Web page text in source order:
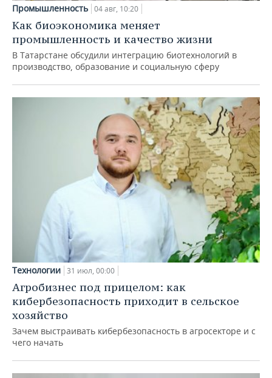
Промышленность 04 авг, 10:20
Как биоэкономика меняет
промышленность и качество жизни
В Татарстане обсудили интеграцию биотехнологий в
производство, образование и социальную сферу
Технологии 31 июл, 00:00
Агробизнес под прицелом: как
кибербезопасность приходит в сельское
хозяйство
Зачем выстраивать кибербезопасность в агросекторе и с
чего начать